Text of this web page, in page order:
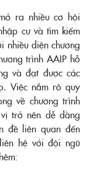
ra nhiều cơ hội
cư và tìm kiếm
nhiều diện chương
trình AAIP hỗ
và đạt được các
Việc nắm rõ quy
về chương trình
trở nên dễ dàng
đề liên quan đến
hệ với đội ngũ